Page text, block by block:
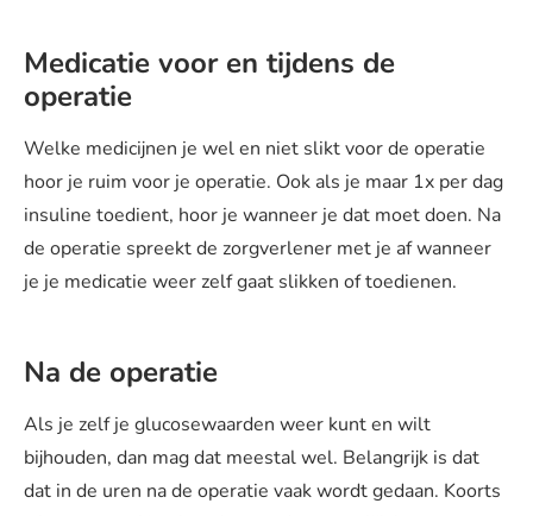
Medicatie voor en tijdens de
operatie
Welke medicijnen je wel en niet slikt voor de operatie
hoor je ruim voor je operatie. Ook als je maar 1x per dag
insuline toedient, hoor je wanneer je dat moet doen. Na
de operatie spreekt de zorgverlener met je af wanneer
je je medicatie weer zelf gaat slikken of toedienen.
Na de operatie
Als je zelf je glucosewaarden weer kunt en wilt
bijhouden, dan mag dat meestal wel. Belangrijk is dat
dat in de uren na de operatie vaak wordt gedaan. Koorts